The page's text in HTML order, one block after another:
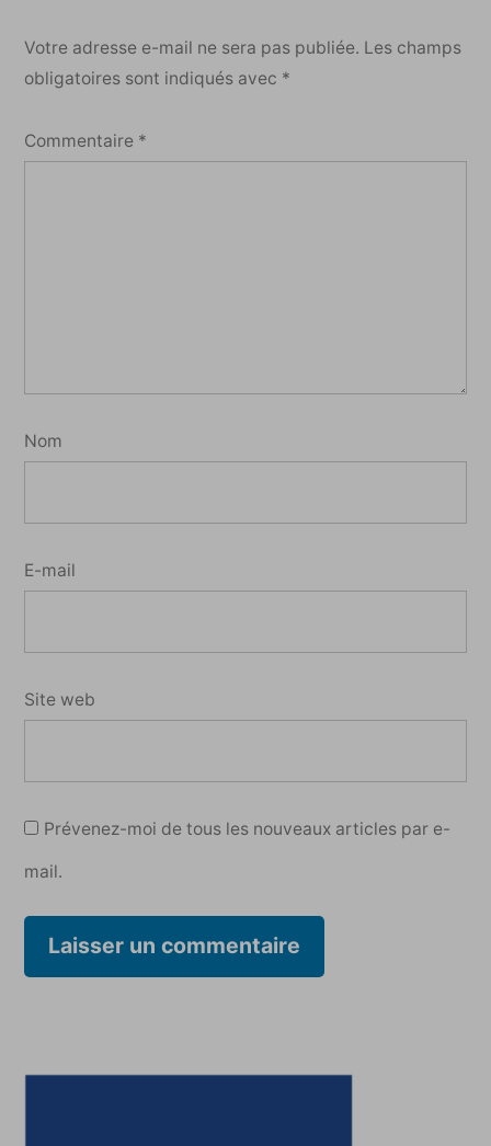
Votre adresse e-mail ne sera pas publiée. Les champs
obligatoires sont indiqués avec *
Commentaire *
Nom
E-mail
Site web
Prévenez-moi de tous les nouveaux articles par e-
mail.